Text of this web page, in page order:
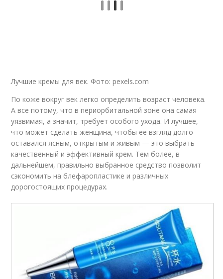
Лучшие кремы для век. Фото: pexels.com
По коже вокруг век легко определить возраст человека.
А все потому, что в периорбитальной зоне она самая
уязвимая, а значит, требует особого ухода. И лучшее,
что может сделать женщина, чтобы ее взгляд долго
оставался ясным, открытым и живым — это выбрать
качественный и эффективный крем. Тем более, в
дальнейшем, правильно выбранное средство позволит
сэкономить на блефаропластике и различных
дорогостоящих процедурах.